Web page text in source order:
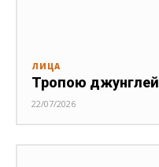
ЛИЦА
Тропою джунглей
22/07/2026